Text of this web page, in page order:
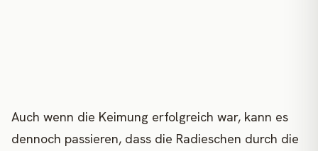
Auch wenn die Keimung erfolgreich war, kann es
dennoch passieren, dass die Radieschen durch die